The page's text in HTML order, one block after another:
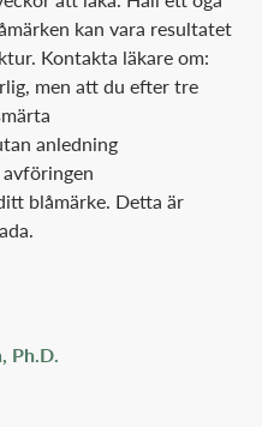
kan vara resultatet
Kontakta läkare om:
men att du efter tre
anledning
blåmärke. Detta är
Ph.D.